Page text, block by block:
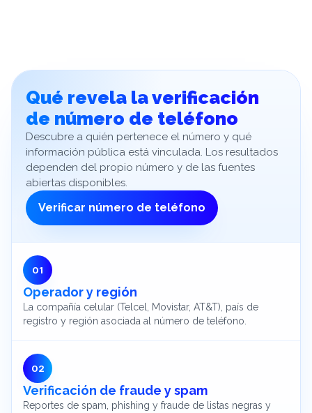
Qué revela la verificación
de número de teléfono
Descubre a quién pertenece el número y qué
información pública está vinculada. Los resultados
dependen del propio número y de las fuentes
abiertas disponibles.
Verificar número de teléfono
01
Operador y región
La compañía celular (Telcel, Movistar, AT&T), país de
registro y región asociada al número de teléfono.
02
Verificación de fraude y spam
Reportes de spam, phishing y fraude de listas negras y